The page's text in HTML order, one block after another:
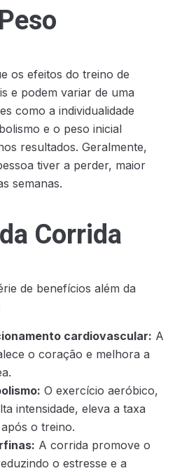
os efeitos do treino de
e podem variar de uma
como a individualidade
e o peso inicial
resultados. Geralmente,
tiver a perder, maior
semanas.
Corrida
de benefícios além da
cardiovascular: A
o coração e melhora a
O exercício aeróbico,
intensidade, eleva a taxa
o treino.
A corrida promove o
o estresse e a